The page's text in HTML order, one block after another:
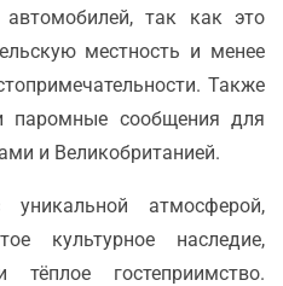
так как это
местность и менее
Также
паромные сообщения для
и Великобританией.
атмосферой,
культурное наследие,
гостеприимство.